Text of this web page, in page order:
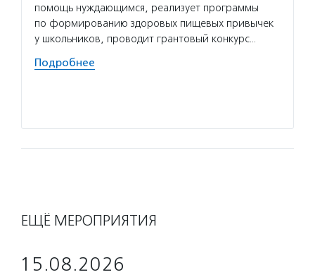
помощь нуждающимся, реализует программы
по формированию здоровых пищевых привычек
у школьников, проводит грантовый конкурс…
Подробнее
ЕЩЁ МЕРОПРИЯТИЯ
15.08.2026